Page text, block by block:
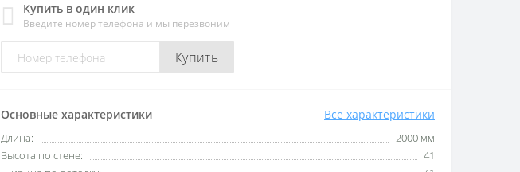
Купить в один клик
Введите номер телефона и мы перезвоним
Купить
Основные характеристики Все характеристики
Длина:
2000 мм
Высота по стене:
41